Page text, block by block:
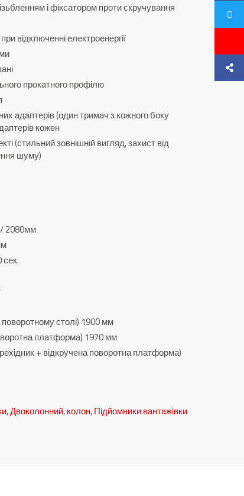
і фіксатором проти скручування
відключенні електроенергії
прокатного профілю
адаптерів (один тримач з кожного боку
кожен
(стильний зовнішній вигляд, захист від
шуму)
2080мм
столі) 1900 мм
платформа) 1970 мм
+ відкручена поворотна платформа)
,Двоколонний,колон,Підйомники вантажівки